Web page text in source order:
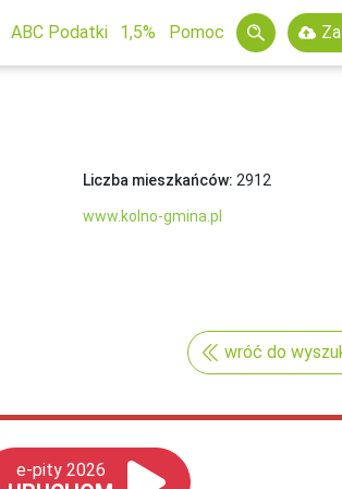
ABC Podatki 1,5% Pomoc
Liczba mieszkańców: 2912
www.kolno-gmina.pl
wróć do
e-pity 2026